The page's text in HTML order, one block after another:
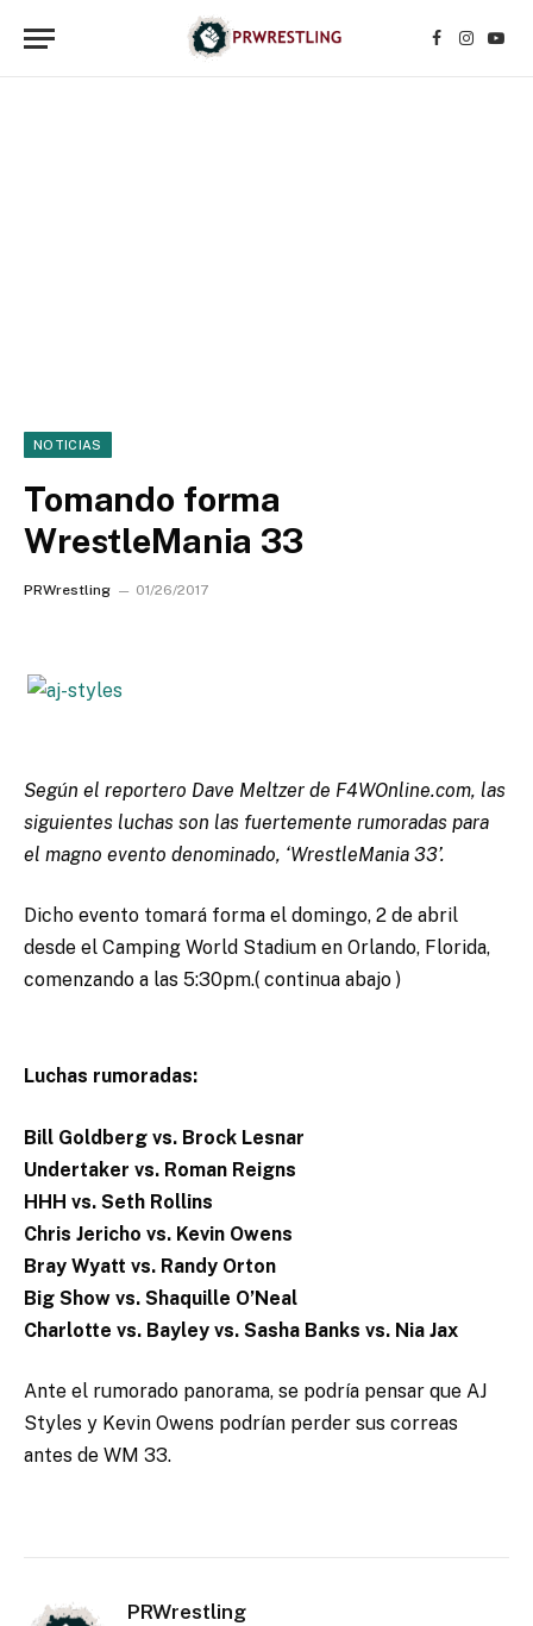
Facebook
NOTICIAS
Tomando forma
WrestleMania 33
PRWrestling 01/26/2017
Según el reportero Dave Meltzer de F4WOnline.com, las
siguientes luchas son las fuertemente rumoradas para
el magno evento denominado, ‘WrestleMania 33’.
Dicho evento tomará forma el domingo, 2 de abril
desde el Camping World Stadium en Orlando, Florida,
comenzando a las 5:30pm.( continua abajo )
Luchas rumoradas:
Bill Goldberg vs. Brock Lesnar
Undertaker vs. Roman Reigns
HHH vs. Seth Rollins
Chris Jericho vs. Kevin Owens
Bray Wyatt vs. Randy Orton
Big Show vs. Shaquille O’Neal
Charlotte vs. Bayley vs. Sasha Banks vs. Nia Jax
Ante el rumorado panorama, se podría pensar que AJ
Styles y Kevin Owens podrían perder sus correas
antes de WM 33.
PRWrestling